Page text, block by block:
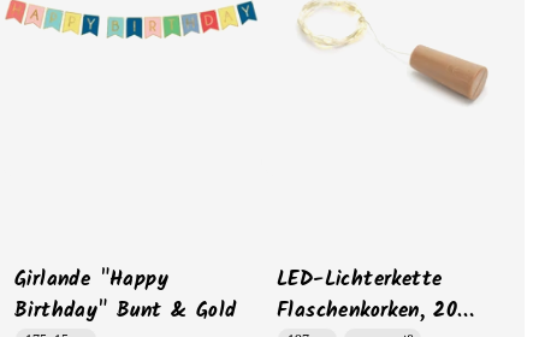
Girlande "Happy
Birthday" Bunt & Gold
LED-Lichterkette
Flaschenkorken, 20